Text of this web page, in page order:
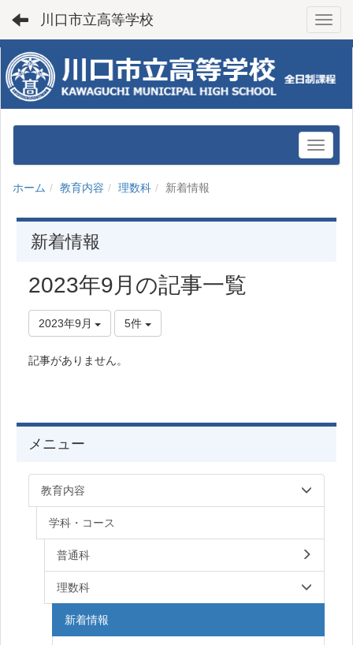
川口市立高等学校
ホーム 教育内容 理数科 新着情報
新着情報
2023年9月の記事一覧
2023年9月 5件
記事がありません。
メニュー
教育内容
学科・コース
普通科
理数科
新着情報